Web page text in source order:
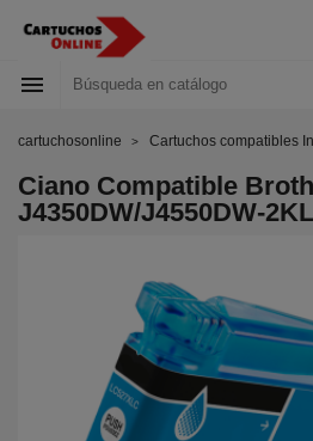

cartuchosonline Cartuchos compatibles
Ciano Compatible
J4350DW/J4550DW-